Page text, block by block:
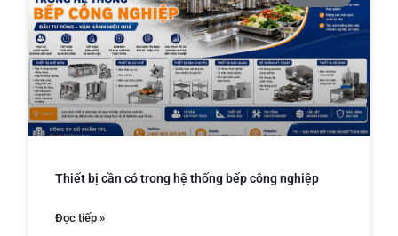
Thiết bị cần có trong hệ thống bếp công nghiệp
Đọc tiếp »